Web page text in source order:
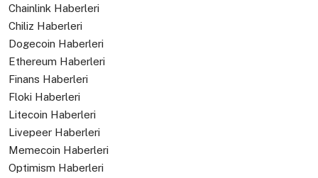
Chainlink Haberleri
Chiliz Haberleri
Dogecoin Haberleri
Ethereum Haberleri
Finans Haberleri
Floki Haberleri
Litecoin Haberleri
Livepeer Haberleri
Memecoin Haberleri
Optimism Haberleri